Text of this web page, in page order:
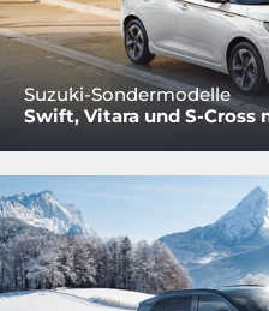
Suzuki-Sondermodelle
Swift, Vitara und S-Cross